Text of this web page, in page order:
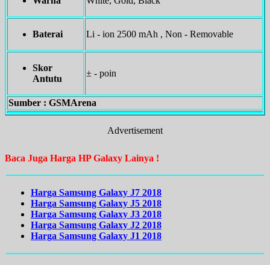
Baterai Li - ion 2500 mAh , Non - Removable
Skor
Antutu
± - poin
Sumber : GSMArena
Advertisement
Baca Juga Harga HP Galaxy Lainya !
Harga Samsung Galaxy J7 2018
Harga Samsung Galaxy J5 2018
Harga Samsung Galaxy J3 2018
Harga Samsung Galaxy J2 2018
Harga Samsung Galaxy J1 2018